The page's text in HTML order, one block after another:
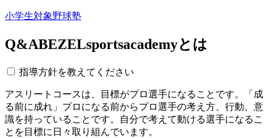
小学生対象野球塾
Q&ABEZELsportsacademyとは
指導方針を教えてください
アスリートコースは、目標がプロ選手になることです。「成
る前に成れ」プロになる前からプロ選手の考え方、行動、意
識を持っていることです。自分で考えて動ける選手になるこ
とを目標に日々取り組んでいます。